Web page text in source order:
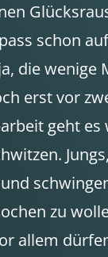
schon
die
erst vor
geht es
zu
allem